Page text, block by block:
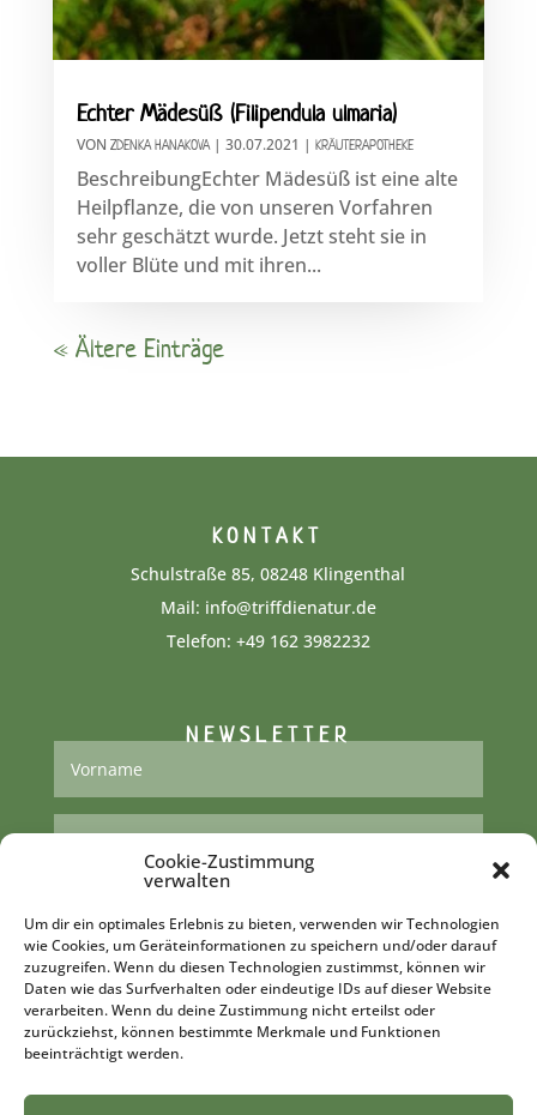
Cookie-Zustimmung
verwalten
Um dir ein optimales Erlebnis zu bieten, verwenden wir Technologien
wie Cookies, um Geräteinformationen zu speichern und/oder darauf
zuzugreifen. Wenn du diesen Technologien zustimmst, können wir
Daten wie das Surfverhalten oder eindeutige IDs auf dieser Website
verarbeiten. Wenn du deine Zustimmung nicht erteilst oder
zurückziehst, können bestimmte Merkmale und Funktionen
beeinträchtigt werden.
Echter Mädesüß (Filipendula ulmaria)
VON ZDENKA HANAKOVA| 30.07.2021 | KRÄUTERAPOTHEKE
BeschreibungEchter Mädesüß ist eine alte
Heilpflanze, die von unseren Vorfahren
sehr geschätzt wurde. Jetzt steht sie in
voller Blüte und mit ihren...
« Ältere Einträge
KONTAKT
Schulstraße 85, 08248 Klingenthal
Mail: info@triffdienatur.de
Telefon: +49 162 3982232‬
NEWSLETTER
ABONNIEREN